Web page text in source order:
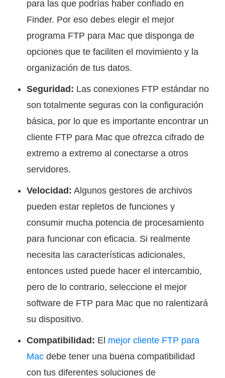
para las que podrías haber confiado en
Finder. Por eso debes elegir el mejor
programa FTP para Mac que disponga de
opciones que te faciliten el movimiento y la
organización de tus datos.
Seguridad: Las conexiones FTP estándar no
son totalmente seguras con la configuración
básica, por lo que es importante encontrar un
cliente FTP para Mac que ofrezca cifrado de
extremo a extremo al conectarse a otros
servidores.
Velocidad: Algunos gestores de archivos
pueden estar repletos de funciones y
consumir mucha potencia de procesamiento
para funcionar con eficacia. Si realmente
necesita las características adicionales,
entonces usted puede hacer el intercambio,
pero de lo contrario, seleccione el mejor
software de FTP para Mac que no ralentizará
su dispositivo.
Compatibilidad: El mejor cliente FTP para
Mac debe tener una buena compatibilidad
con tus diferentes soluciones de